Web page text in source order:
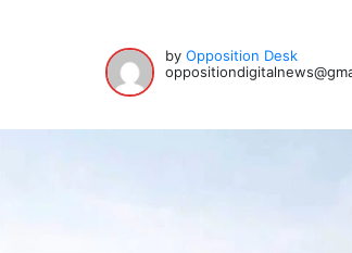
by Opposition Desk